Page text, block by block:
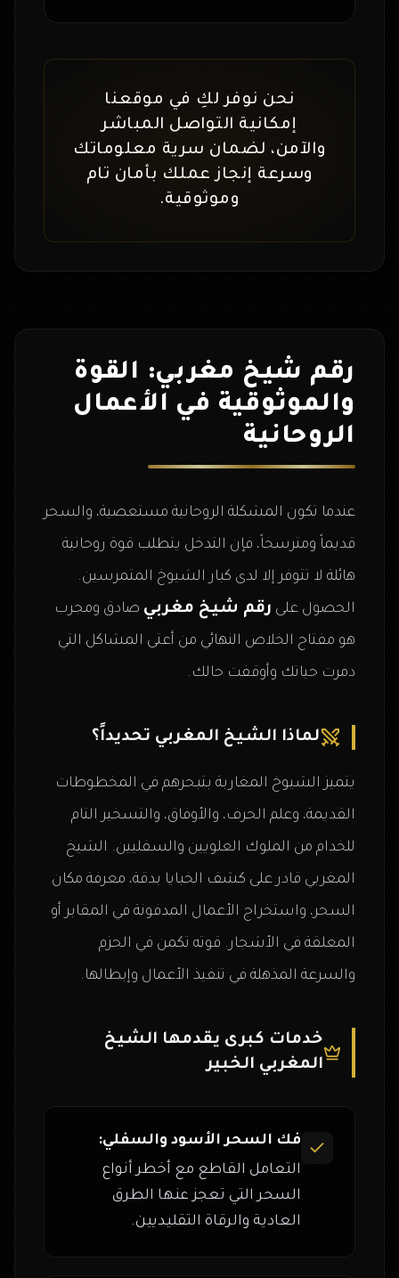
نحن نوفر لكِ في موقعنا
إمكانية التواصل المباشر
والآمن، لضمان سرية معلوماتك
وسرعة إنجاز عملك بأمان تام
وموثوقية.
رقم شيخ مغربي: القوة
والموثوقية في الأعمال
الروحانية
عندما تكون المشكلة الروحانية مستعصية، والسحر
قديماً ومترسخاً، فإن التدخل يتطلب قوة روحانية
هائلة لا تتوفر إلا لدى كبار الشيوخ المتمرسين.
الحصول على رقم شيخ مغربي صادق ومجرب
هو مفتاح الخلاص النهائي من أعتى المشاكل التي
دمرت حياتك وأوقفت حالك.
لماذا الشيخ المغربي تحديداً؟
يتميز الشيوخ المغاربة بتبحرهم في المخطوطات
القديمة، وعلم الحرف، والأوفاق، والتسخير التام
للخدام من الملوك العلويين والسفليين. الشيخ
المغربي قادر على كشف الخبايا بدقة، معرفة مكان
السحر، واستخراج الأعمال المدفونة في المقابر أو
المعلقة في الأشجار. قوته تكمن في الحزم
والسرعة المذهلة في تنفيذ الأعمال وإبطالها.
خدمات كبرى يقدمها الشيخ
المغربي الخبير
فك السحر الأسود والسفلي:
التعامل القاطع مع أخطر أنواع
السحر التي تعجز عنها الطرق
العادية والرقاة التقليديين.